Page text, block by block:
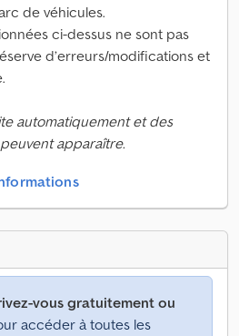
de véhicules.
ci-dessus ne sont pas
d’erreurs/modifications et
automatiquement et des
apparaître.
vous gratuitement ou
accéder à toutes les